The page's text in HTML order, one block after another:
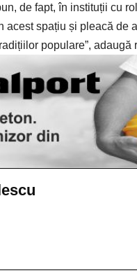
de fapt, în instituții cu
spațiu și pleacă de
populare”, adaugă